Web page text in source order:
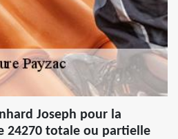
Joseph pour la
24270 totale ou partielle